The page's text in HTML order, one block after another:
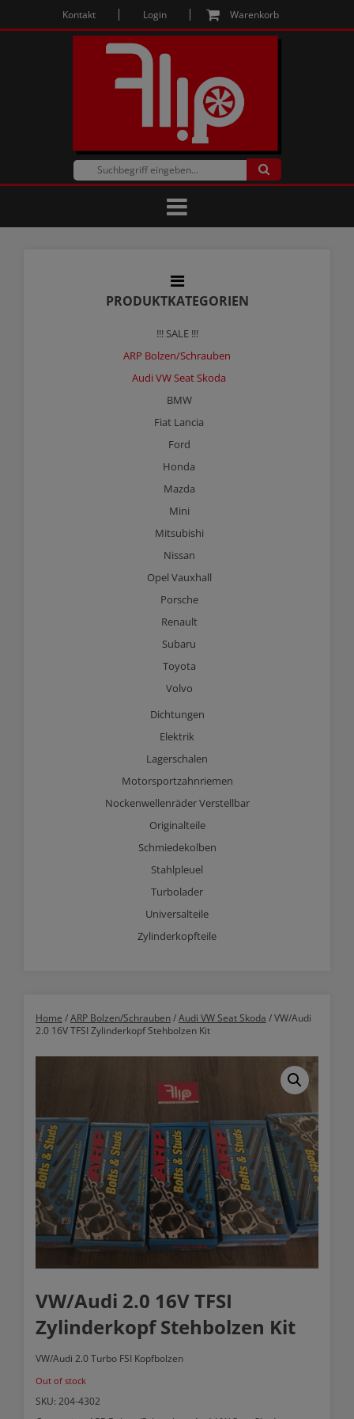
Kontakt Login Warenkorb
PRODUKTKATEGORIEN
!!! SALE !!!
ARP Bolzen/Schrauben
Audi VW Seat Skoda
BMW
Fiat Lancia
Ford
Honda
Mazda
Mini
Mitsubishi
Nissan
Opel Vauxhall
Porsche
Renault
Subaru
Toyota
Volvo
Dichtungen
Elektrik
Lagerschalen
Motorsportzahnriemen
Nockenwellenräder Verstellbar
Originalteile
Schmiedekolben
Stahlpleuel
Turbolader
Universalteile
Zylinderkopfteile
Home /ARP Bolzen/Schrauben/Audi VW Seat Skoda / VW/Audi
2.0 16V TFSI Zylinderkopf Stehbolzen Kit
VW/Audi 2.0 16V TFSI
Zylinderkopf Stehbolzen Kit
VW/Audi 2.0 Turbo FSI Kopfbolzen
Out of stock
SKU: 204-4302